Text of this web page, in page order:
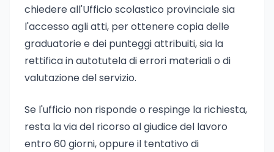
chiedere all'Ufficio scolastico provinciale sia
l'accesso agli atti, per ottenere copia delle
graduatorie e dei punteggi attribuiti, sia la
rettifica in autotutela di errori materiali o di
valutazione del servizio.
Se l'ufficio non risponde o respinge la richiesta,
resta la via del ricorso al giudice del lavoro
entro 60 giorni, oppure il tentativo di